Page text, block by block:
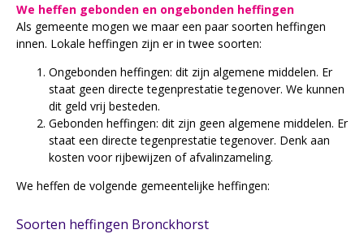
We heffen gebonden en ongebonden heffingen
Als gemeente mogen we maar een paar soorten heffingen
innen. Lokale heffingen zijn er in twee soorten:
Ongebonden heffingen: dit zijn algemene middelen. Er
staat geen directe tegenprestatie tegenover. We kunnen
dit geld vrij besteden.
Gebonden heffingen: dit zijn geen algemene middelen. Er
staat een directe tegenprestatie tegenover. Denk aan
kosten voor rijbewijzen of afvalinzameling.
We heffen de volgende gemeentelijke heffingen:
Soorten heffingen Bronckhorst